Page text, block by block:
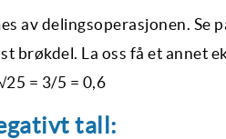
av delingsoperasjonen. Se
brøkdel. La oss få et annet
= 3/5 = 0,6
tall: